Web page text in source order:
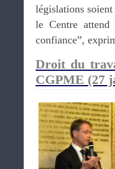
législations soient
le Centre
confiance”,
Droit du
CGPME (27